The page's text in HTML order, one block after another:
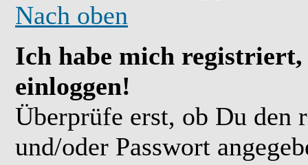
Nach oben
Ich habe mich
einloggen!
Überprüfe erst, ob Du den
und/oder Passwort